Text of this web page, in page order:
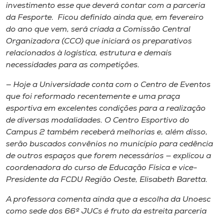
investimento esse que deverá contar com a parceria
da Fesporte. Ficou definido ainda que, em fevereiro
do ano que vem, será criada a Comissão Central
Organizadora (CCO) que iniciará os preparativos
relacionados à logística, estrutura e demais
necessidades para as competições.
— Hoje a Universidade conta com o Centro de Eventos
que foi reformado recentemente e uma praça
esportiva em excelentes condições para a realização
de diversas modalidades. O Centro Esportivo do
Campus 2 também receberá melhorias e, além disso,
serão buscados convênios no município para cedência
de outros espaços que forem necessários — explicou a
coordenadora do curso de Educação Física e vice-
Presidente da FCDU Região Oeste, Elisabeth Baretta.
A professora comenta ainda que a escolha da Unoesc
como sede dos 66º JUCs é fruto da estreita parceria